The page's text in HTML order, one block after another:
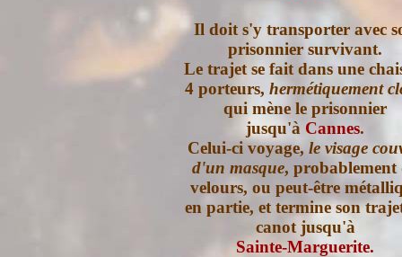
Il doit s'y transporter avec
prisonnier survivant.
Le trajet se fait dans une
4 porteurs, hermétiquement
qui mène le prisonnier
jusqu'à Cannes.
Celui-ci voyage, le visage
d'un masque, probablement
velours, ou peut-être
en partie, et termine son
canot jusqu'à
Sainte-Marguerite.